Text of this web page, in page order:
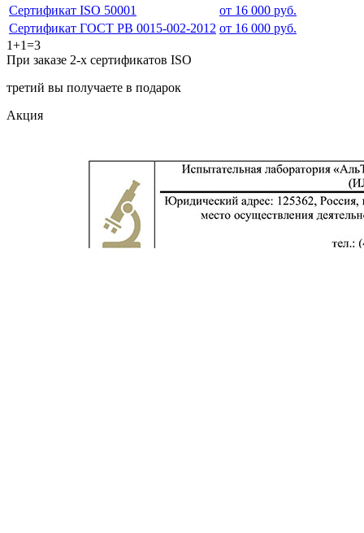
Сертификат ISO 50001
от 16 000 руб.
Сертификат ГОСТ РВ 0015-002-2012 от 16 000 руб.
1+1=3
При заказе 2-х сертификатов ISO
третий вы получаете в подарок
Акция